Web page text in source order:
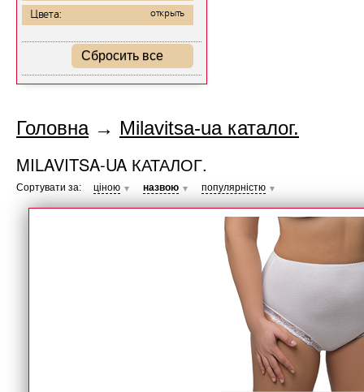
Цвета: открыть
Сбросить все
Головна→ Milavitsa-ua каталог.
MILAVITSA-UA КАТАЛОГ.
Сортувати за: ціною ▼ назвою ▼ популярністю ▼